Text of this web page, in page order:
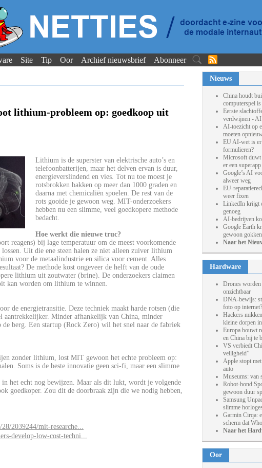
Site Tip Oor Archief nieuwsbrief Abonneer
lithium-probleem op: goedkoop uit
Lithium is de superster van elektrische auto’s en
telefoonbatterijen, maar het delven ervan is duur,
energieverslindend en vies. Tot nu toe moest je
rotsbrokken bakken op meer dan 1000 graden en
daarna met chemicaliën spoelen. De rest van de
rots gooide je gewoon weg. MIT-onderzoekers
hebben nu een slimme, veel goedkopere methode
bedacht.
Hoe werkt die nieuwe truc?
reagens) bij lage temperatuur om de meest voorkomende
Uit die ene steen halen ze niet alleen zuiver lithium
voor de metaalindustrie en silica voor cement. Alles
De methode kost ongeveer de helft van de oude
lithium uit zoutwater (brine). De onderzoekers claimen
kan worden om lithium te winnen.
de energietransitie. Deze techniek maakt harde rotsen (die
aantrekkelijker. Minder afhankelijk van China, minder
berg. Een startup (Rock Zero) wil het snel naar de fabriek
zonder lithium, lost MIT gewoon het echte probleem op:
Soms is de beste innovatie geen sci-fi, maar een slimme
het echt nog bewijzen. Maar als dit lukt, wordt je volgende
goedkoper. Zou dit de doorbraak zijn die we nodig hebben,
2039244/mit-researche...
develop-low-cost-techni...
Nieuws
China houdt
computerspel is
Eerste
verdwijnen - AI
AI-toezicht op
moeten
EU AI-wet is
formulieren?
Microsoft duwt
er een
Google’s AI
alweer weg
EU-
weer fixen
LinkedIn krijgt
genoeg
AI-bedrijven
Google Earth
gewoon
Naar het
Hardware
Drones
onzichtbaar
DNA-bewijs:
foto op internet?
Hackers
kleine dorpen
Europa bouwt
en China bij te
VS verbiedt
veiligheid”
Apple stopt
auto
Museums: van
Robot-hond
gewoon duur
Samsung
slimme
Garmin Cirqa:
scherm dat
Naar het
Oor